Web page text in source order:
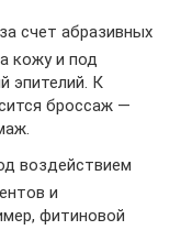
счет абразивных
кожу и под
эпителий. К
броссаж —
воздействием
и
фитиновой